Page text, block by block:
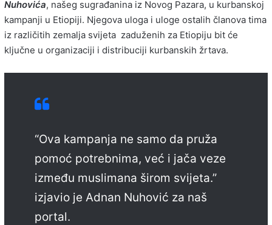
Nuhovića, našeg sugrađanina iz Novog Pazara, u kurbanskoj
kampanji u Etiopiji. Njegova uloga i uloge ostalih članova tima
iz različitih zemalja svijeta zaduženih za Etiopiju bit će
ključne u organizaciji i distribuciji kurbanskih žrtava.
“Ova kampanja ne samo da pruža
pomoć potrebnima, već i jača veze
između muslimana širom svijeta.”
izjavio je Adnan Nuhović za naš
portal.